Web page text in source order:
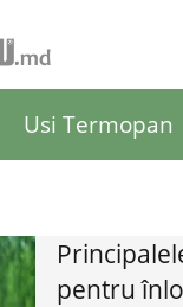
Usi Termopan
pentru